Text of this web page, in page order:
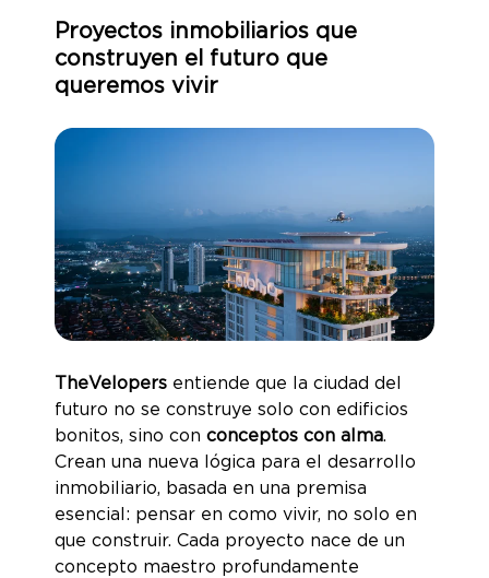
Proyectos inmobiliarios que
construyen el futuro que
queremos vivir
TheVelopers entiende que la ciudad del
futuro no se construye solo con edificios
bonitos, sino con conceptos con alma.
Crean una nueva lógica para el desarrollo
inmobiliario, basada en una premisa
esencial: pensar en como vivir, no solo en
que construir. Cada proyecto nace de un
concepto maestro profundamente